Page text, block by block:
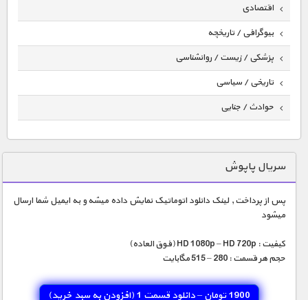
اقتصادی
بیوگرافی / تاریخچه
پزشکی / زیست / روانشناسی
تاریخی / سیاسی
حوادث / جنایی
دنیای خوراکی ها
زمین شناسی / محیط زیست
سازه/ معماری/ مهندسی
شناخت کودکان
طبیعت
سریال پاپوش
پس از پرداخت , لینک دانلود اتوماتیک نمایش داده میشه و به ایمیل شما ارسال
میشود
کیفیت : HD 1080p – HD 720p (فوق العاده)
حجم هر قسمت : 280 – 515 مگابایت
1900 تومان – دانلود قسمت 1 (افزودن به سبد خريد)